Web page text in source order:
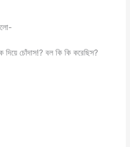
দিয়ে চোঁদাস!? বল কি কি করেছিস?